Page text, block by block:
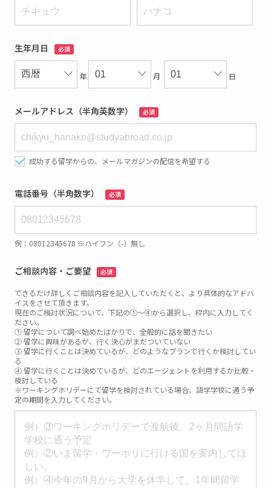
生年月日 必須
年 月 日
メールアドレス（半角英数字） 必須
成功する留学からの、メールマガジンの配信を希望する
電話番号（半角数字） 必須
例：08012345678 ※ハイフン（-）無し
ご相談内容・ご要望 必須
できるだけ詳しくご相談内容を記入していただくと、より具体的なアドバ
イスをさせて頂きます。
現在のご検討状況について、下記の①～④から選択し、枠内に入力してく
ださい。
① 留学について調べ始めたばかりで、全般的に話を聞きたい
② 留学に興味があるが、行く決心がまだついていない
③ 留学に行くことは決めているが、どのようなプランで行くか検討してい
る
④ 留学に行くことは決めているが、どのエージェントを利用するか比較・
検討している
※ワーキングホリデーにて留学を検討されている場合、語学学校に通う予
定の期間を入力してください。